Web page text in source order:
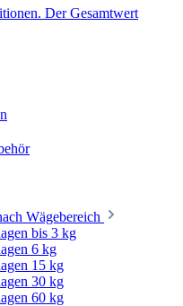
Der Gesamtwert
Wägebereich
bis 3 kg
6 kg
15 kg
30 kg
60 kg